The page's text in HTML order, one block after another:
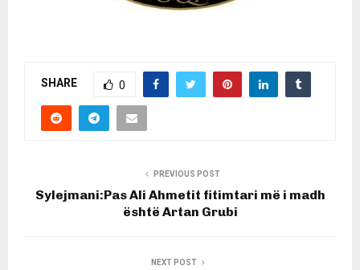
SHARE 0
PREVIOUS POST
Sylejmani:Pas Ali Ahmetit fitimtari më i madh
është Artan Grubi
NEXT POST